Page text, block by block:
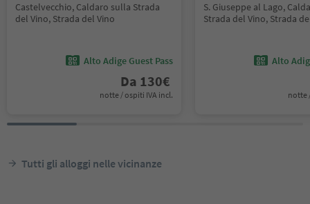
Castelvecchio, Caldaro sulla Strada
del Vino, Strada del Vino
Alto Adige Guest Pass
Da 130€
notte / ospiti IVA incl.
S. Giuseppe al Lago,
Strada del Vino, Strada
Alto
notte
Tutti gli alloggi nelle vicinanze